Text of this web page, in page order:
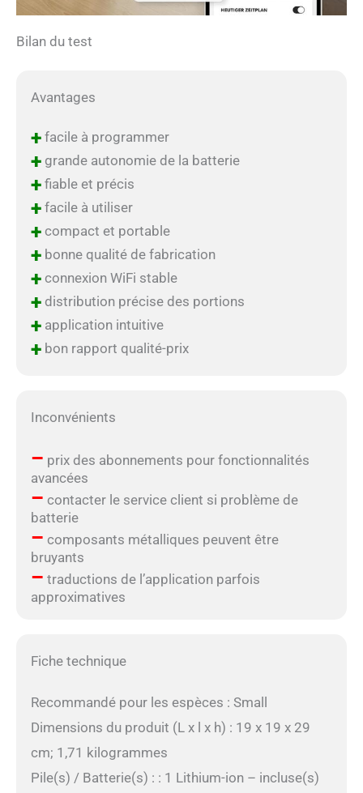
Bilan du test
Avantages
+facile à programmer
+grande autonomie de la batterie
+fiable et précis
+facile à utiliser
+compact et portable
+bonne qualité de fabrication
+connexion WiFi stable
+distribution précise des portions
+application intuitive
+bon rapport qualité-prix
Inconvénients
– prix des abonnements pour fonctionnalités
avancées
– contacter le service client si problème de
batterie
– composants métalliques peuvent être
bruyants
– traductions de l’application parfois
approximatives
Fiche technique
Recommandé pour les espèces : Small
Dimensions du produit (L x l x h) : 19 x 19 x 29
cm; 1,71 kilogrammes
Pile(s) / Batterie(s) : : 1 Lithium-ion – incluse(s)